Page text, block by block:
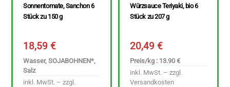
Sonnentomate, Sanchon 6
Stück zu 150 g
18,59€
Wasser, SOJABOHNEN*,
Salz
inkl. MwSt. – zzgl.
Würzsauce Teriyaki, bio 6
Stück zu 207 g
20,49€
Preis/kg : 13.90 €
inkl. MwSt. – zzgl.
Versandkosten